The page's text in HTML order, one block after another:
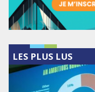
LES PLUS LUS